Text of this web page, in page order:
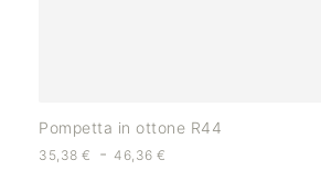
Pompetta in ottone R44
35,38 € - 46,36€